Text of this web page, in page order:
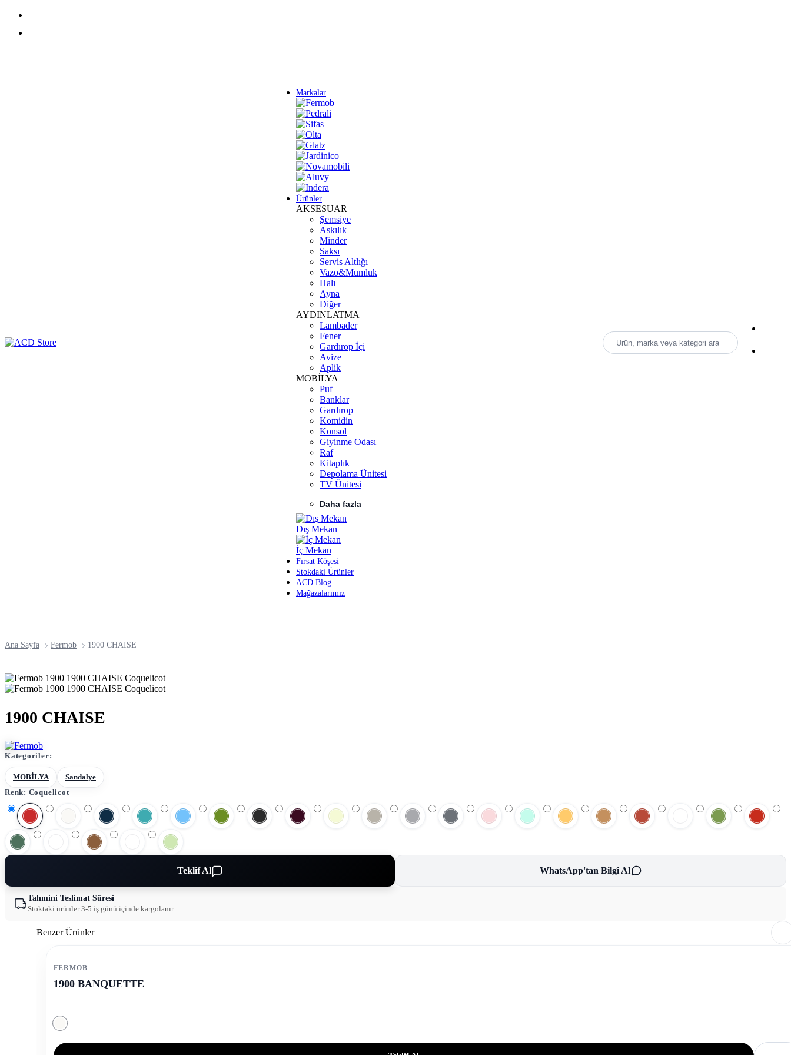
Ürün, marka veya kategori ara
Markalar
Ürünler
AKSESUAR
Şemsiye
Askılık
Minder
Saksı
Servis Altlığı
Vazo&Mumluk
Halı
Ayna
Diğer
AYDINLATMA
Lambader
Fener
Gardırop İçi
Avize
Aplik
MOBİLYA
Puf
Banklar
Gardırop
Komidin
Konsol
Giyinme Odası
Raf
Kitaplık
Depolama Ünitesi
TV Ünitesi
Daha fazla
Dış Mekan
İç Mekan
Fırsat Köşesi
Stokdaki Ürünler
ACD Blog
Mağazalarımız
Ana Sayfa Fermob 1900 CHAISE
1900 CHAISE
Kategoriler:
MOBİLYA
Sandalye
Renk: Coquelicot
Teklif Al WhatsApp'tan Bilgi Al
Tahmini Teslimat Süresi
Stoktaki ürünler 3-5 iş günü içinde kargolanır.
Benzer Ürünler
FERMOB
1900 BANQUETTE